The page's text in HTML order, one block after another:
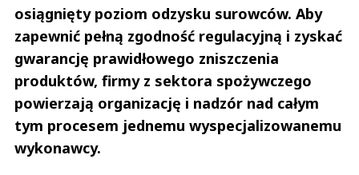
osiągnięty poziom odzysku surowców. Aby
zapewnić pełną zgodność regulacyjną i zyskać
gwarancję prawidłowego zniszczenia
produktów, firmy z sektora spożywczego
powierzają organizację i nadzór nad całym
tym procesem jednemu wyspecjalizowanemu
wykonawcy.